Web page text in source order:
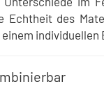
Echtheit des
einem individuellen